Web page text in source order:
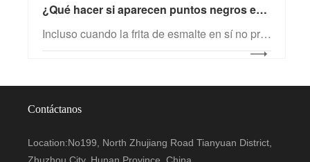
¿Qué hacer si aparecen puntos negros en productos esmaltados con frita blanca?
Incluso cuando la frita de esmalte en sí no presenta problemas de calidad y el proceso de esmaltado se realiza conforme a los procedimientos estándar, siguen apareciendo puntos negros en los productos fabricados con frita blanca. A pesar de investigaciones exhaustivas, la fuente del problema resulta difícil de identificar. ¿Por qué ocurre esto?
Contáctanos
Location:No199, North Zhujiang Road Tianyuan District,